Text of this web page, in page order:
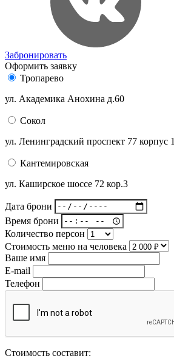
Забронировать
Оформить заявку
Тропарево
ул. Академика Анохина д.60
Сокол
ул. Ленинградский проспект 77 корпус 1
Кантемировская
ул. Каширское шоссе 72 кор.3
Дата брони
Время брони
Количество персон
Стоимость меню на человека
Ваше имя
E-mail
Телефон
Стоимость составит: